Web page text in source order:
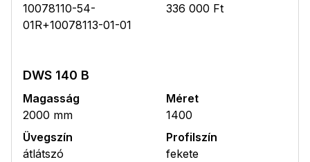
10078110-54-
01R+10078113-01-01
336 000 Ft
DWS 140 B
Magasság
2000 mm
Méret
1400
Üvegszín
átlátszó
Profilszín
fekete